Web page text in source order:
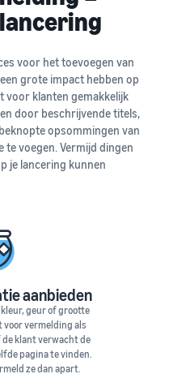
voor het toevoegen van
grote impact hebben op
voor klanten gemakkelijk
door beschrijvende titels,
opsommingen van
te voegen. Vermijd dingen
je lancering kunnen
aanbieden
geur of grootte
vermelding als
klant verwacht de
pagina te vinden.
ze dan apart.